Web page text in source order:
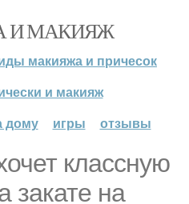
И МАКИЯЖ
макияжа и причесок
и макияж
дому
игры отзывы
классную
закате на